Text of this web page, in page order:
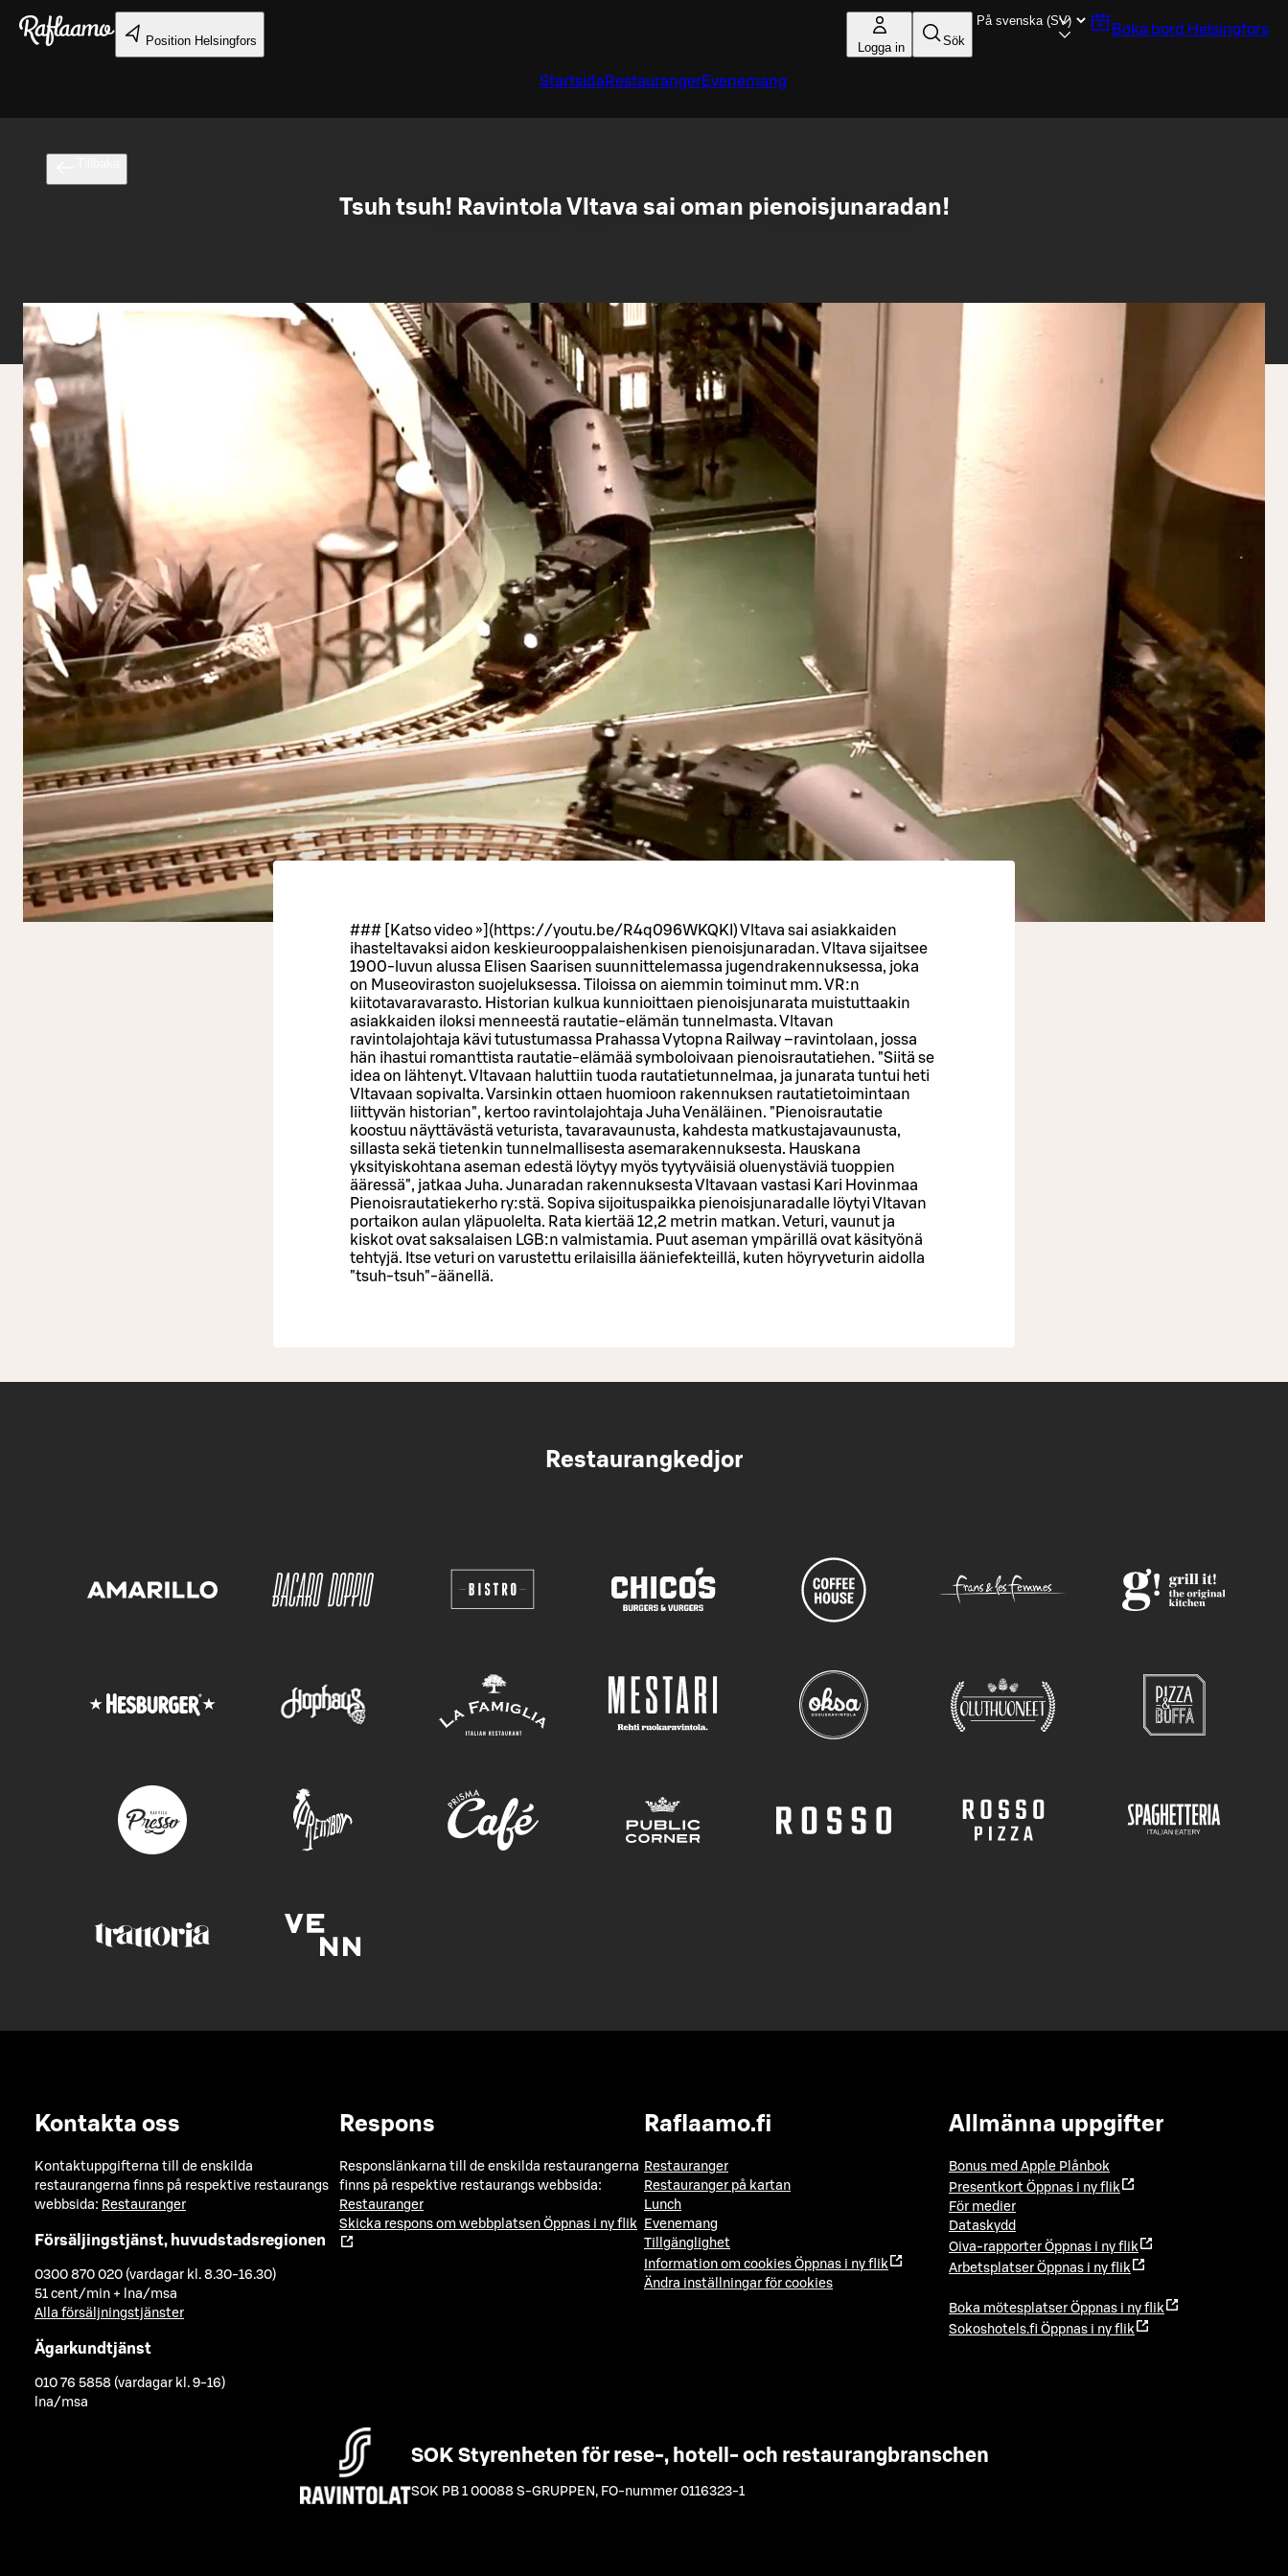
Gå till huvudinnehållet
Position Helsingfors Logga in Sök
Boka bord Helsingfors
Startsida RestaurangerEvenemang
Tsuh tsuh! Ravintola Vltava sai oman pienoisjunaradan!
### [Katso video »](https://youtu.be/R4q096WKQKI) Vltava sai asiakkaiden
ihasteltavaksi aidon keskieurooppalaishenkisen pienoisjunaradan. Vltava sijaitsee
1900-luvun alussa Elisen Saarisen suunnittelemassa jugendrakennuksessa, joka
on Museoviraston suojeluksessa. Tiloissa on aiemmin toiminut mm. VR:n
kiitotavaravarasto. Historian kulkua kunnioittaen pienoisjunarata muistuttaakin
asiakkaiden iloksi menneestä rautatie-elämän tunnelmasta. Vltavan
ravintolajohtaja kävi tutustumassa Prahassa Vytopna Railway –ravintolaan, jossa
hän ihastui romanttista rautatie-elämää symboloivaan pienoisrautatiehen. "Siitä se
idea on lähtenyt. Vltavaan haluttiin tuoda rautatietunnelmaa, ja junarata tuntui heti
Vltavaan sopivalta. Varsinkin ottaen huomioon rakennuksen rautatietoimintaan
liittyvän historian", kertoo ravintolajohtaja Juha Venäläinen. "Pienoisrautatie
koostuu näyttävästä veturista, tavaravaunusta, kahdesta matkustajavaunusta,
sillasta sekä tietenkin tunnelmallisesta asemarakennuksesta. Hauskana
yksityiskohtana aseman edestä löytyy myös tyytyväisiä oluenystäviä tuoppien
ääressä", jatkaa Juha. Junaradan rakennuksesta Vltavaan vastasi Kari Hovinmaa
Pienoisrautatiekerho ry:stä. Sopiva sijoituspaikka pienoisjunaradalle löytyi Vltavan
portaikon aulan yläpuolelta. Rata kiertää 12,2 metrin matkan. Veturi, vaunut ja
kiskot ovat saksalaisen LGB:n valmistamia. Puut aseman ympärillä ovat käsityönä
tehtyjä. Itse veturi on varustettu erilaisilla ääniefekteillä, kuten höyryveturin aidolla
"tsuh-tsuh"-äänellä.
Restaurangkedjor
Kontakta oss
Kontaktuppgifterna till de enskilda
restaurangerna finns på respektive restaurangs
webbsida: Restauranger
Försäljingstjänst, huvudstadsregionen
0300 870 020 (vardagar kl. 8.30-16.30)
51 cent/min + lna/msa
Alla försäljningstjänster
Ägarkundtjänst
010 76 5858 (vardagar kl. 9-16)
lna/msa
Respons
Responslänkarna till de enskilda restaurangerna
finns på respektive restaurangs webbsida:
Restauranger
Skicka respons om webbplatsen Öppnas i ny flik
Raflaamo.fi
Restauranger
Restauranger på kartan
Lunch
Evenemang
Tillgänglighet
Information om cookies Öppnas i ny flik
Ändra inställningar för cookies
Allmänna uppgifter
Bonus med Apple Plånbok
Presentkort Öppnas i ny flik
För medier
Dataskydd
Oiva-rapporter Öppnas i ny flik
Arbetsplatser Öppnas i ny flik
Boka mötesplatser Öppnas i ny flik
Sokoshotels.fi Öppnas i ny flik
SOK Styrenheten för rese-, hotell- och restaurangbranschen
SOK PB 1 00088 S-GRUPPEN , FO-nummer 0116323-1